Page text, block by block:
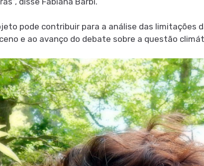
pode contribuir para a análise das limitações
e ao avanço do debate sobre a questão